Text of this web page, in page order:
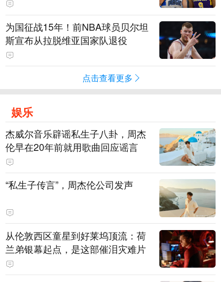
为国征战15年！前NBA球员贝尔坦
斯宣布从拉脱维亚国家队退役
点击查看更多
娱乐
杰威尔音乐辟谣私生子八卦，周杰
伦早在20年前就用歌曲回应谣言
“私生子传言”，周杰伦公司发声
从伦敦西区童星到好莱坞顶流：荷
兰弟银幕起点，是这部催泪灾难片